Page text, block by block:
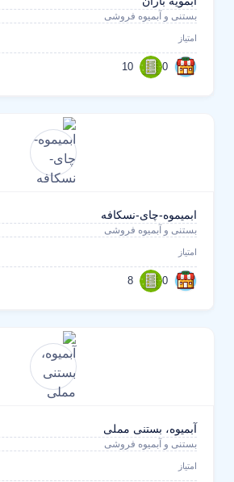
بستنی و آبمیوه فروشی
امتیاز
0
10
ابمیموه-چای-نسکافه
بستنی و آبمیوه فروشی
امتیاز
0
8
آبمیوه، بستنی مملی
بستنی و آبمیوه فروشی
امتیاز